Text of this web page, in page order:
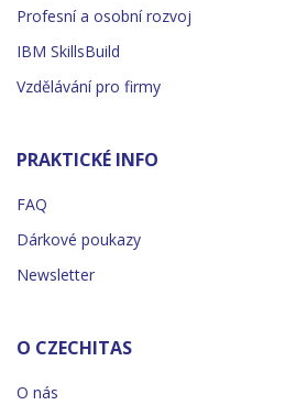
Profesní a osobní rozvoj
IBM SkillsBuild
Vzdělávání pro firmy
PRAKTICKÉ INFO
FAQ
Dárkové poukazy
Newsletter
O CZECHITAS
O nás